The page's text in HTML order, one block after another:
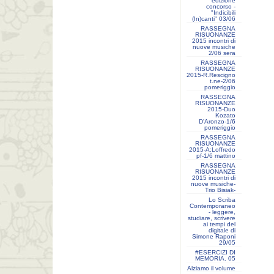
concorso -
"Indicibili
(In)canti" 03/06
RASSEGNA
RISUONANZE
2015 incontri di
nuove musiche
2/06 sera
RASSEGNA
RISUONANZE
2015-R.Rescigno
t.ne-2/06
pomeriggio
RASSEGNA
RISUONANZE
2015-Duo
Kozato
D'Aronzo-1/6
pomeriggio
RASSEGNA
RISUONANZE
2015-A:Loffredo
pf-1/6 mattino
RASSEGNA
RISUONANZE
2015 incontri di
nuove musiche-
Trio Bisiak-
Lo Scriba
Contemporaneo
- leggere,
studiare, scrivere
ai tempi del
digitale di
Simone Raponi
29/05
#ESERCIZI DI
MEMORIA. 05
Alziamo il volume